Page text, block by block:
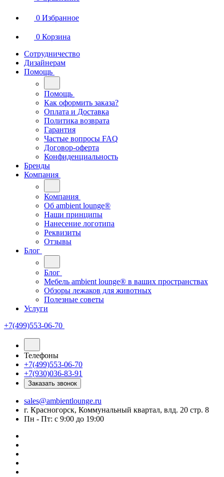
0 Избранное
0 Корзина
Сотрудничество
Дизайнерам
Помощь
Помощь
Как оформить заказа?
Оплата и Доставка
Политика возврата
Гарантия
Частые вопросы FAQ
Договор-оферта
Конфиденциальность
Бренды
Компания
Компания
Oб ambient lounge®
Наши принципы
Нанесение логотипа
Реквизиты
Отзывы
Блог
Блог
Мебель ambient lounge® в ваших пространствах
Обзоры лежаков для животных
Полезные советы
Услуги
+7(499)553-06-70
Телефоны
+7(499)553-06-70
+7(930)036-83-91
Заказать звонок
sales@ambientlounge.ru
г. Красногорск, Коммунальный квартал, влд. 20 стр. 8
Пн - Пт: с 9:00 до 19:00